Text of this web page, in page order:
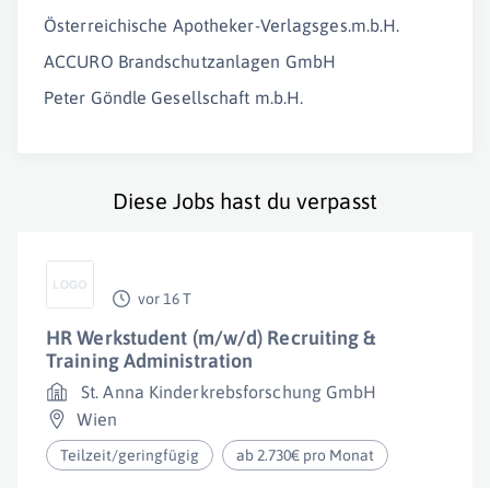
Österreichische Apotheker-Verlagsges.m.b.H.
ACCURO Brandschutzanlagen GmbH
Peter Göndle Gesellschaft m.b.H.
Diese Jobs hast du verpasst
vor 16 T
HR Werkstudent (m/w/d) Recruiting &
Training Administration
St. Anna Kinderkrebsforschung GmbH
Wien
Teilzeit/geringfügig ab 2.730€ pro Monat